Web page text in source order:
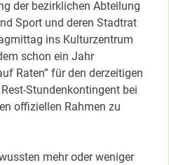
der bezirklichen Abteilung
Sport und deren Stadtrat
ins Kulturzentrum
schon ein Jahr
Raten” für den derzeitigen
Stundenkontingent bei
offiziellen Rahmen zu
mehr oder weniger